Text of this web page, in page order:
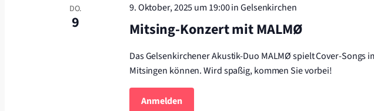
DO.
9
9. Oktober, 2025 um 19:00in Gelsenkirchen
Mitsing-Konzert mit MALMØ
Das Gelsenkirchener Akustik-Duo MALMØ spielt Cover-Songs
Mitsingen können. Wird spaßig, kommen Sie vorbei!
Anmelden